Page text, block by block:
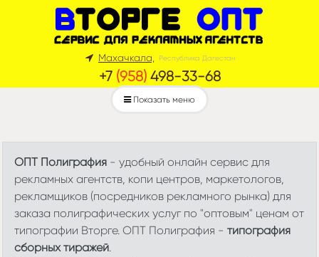
Махачкала, Республика Дагестан
+7 (958)498-33-68
Показать меню
ОПТ Полиграфия - удобный онлайн сервис для
рекламных агентств, копи центров, маркетологов,
рекламщиков (посредников рекламного рынка) для
заказа полиграфических услуг по "оптовым" ценам от
типографии Вторге. ОПТ Полиграфия - типография
сборных тиражей.